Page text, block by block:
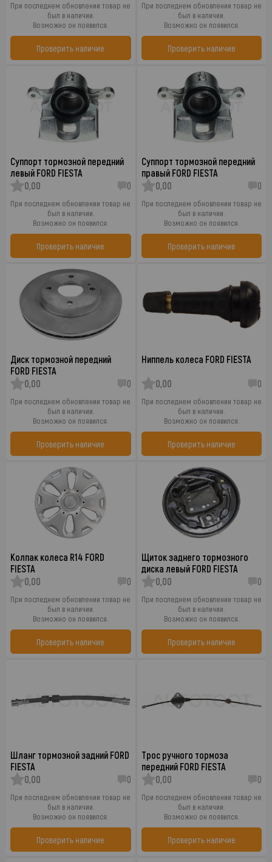
При последнем обновлении товар не
был в наличии.
Возможно он появился.
Проверить наличие
При последнем обновлении товар не
был в наличии.
Возможно он появился.
Проверить наличие
Суппорт тормозной передний
левый FORD FIESTA
0,00
0
При последнем обновлении товар не
был в наличии.
Возможно он появился.
Проверить наличие
Суппорт тормозной передний
правый FORD FIESTA
0,00
0
При последнем обновлении товар не
был в наличии.
Возможно он появился.
Проверить наличие
Диск тормозной передний
FORD FIESTA
0,00
0
При последнем обновлении товар не
был в наличии.
Возможно он появился.
Проверить наличие
Ниппель колеса FORD FIESTA
0,00 0
При последнем обновлении товар не
был в наличии.
Возможно он появился.
Проверить наличие
Колпак колеса R14 FORD
FIESTA
0,00
0
При последнем обновлении товар не
был в наличии.
Возможно он появился.
Проверить наличие
Щиток заднего тормозного
диска левый FORD FIESTA
0,00
0
При последнем обновлении товар не
был в наличии.
Возможно он появился.
Проверить наличие
Шланг тормозной задний FORD
FIESTA
0,00
0
При последнем обновлении товар не
был в наличии.
Возможно он появился.
Проверить наличие
Трос ручного тормоза
передний FORD FIESTA
0,00
0
При последнем обновлении товар не
был в наличии.
Возможно он появился.
Проверить наличие